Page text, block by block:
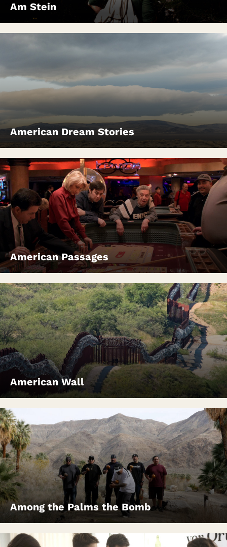
Am Stein
American Dream Stories
American Passages
American Wall
Among the Palms the Bomb